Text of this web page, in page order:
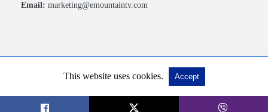
Email: marketing@emountaintv.com
© 2020 Mountain TV PVT. LTD. All Rights Reserved. View Non-AMP Version
This website uses cookies. Accept